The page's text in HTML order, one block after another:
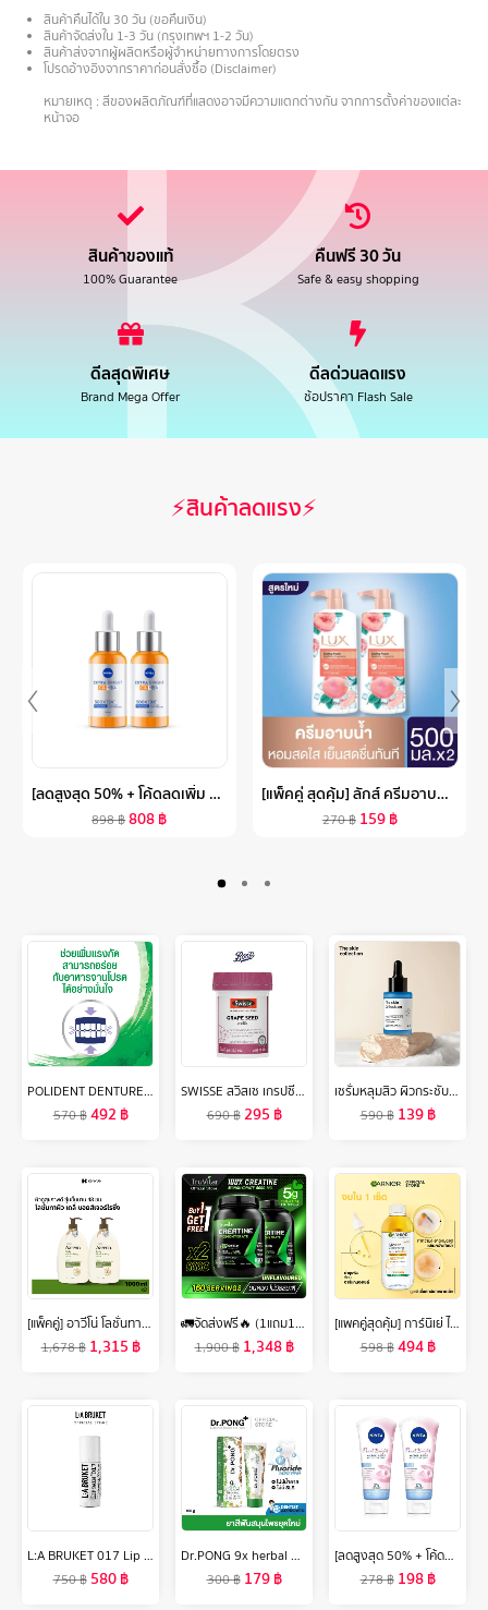
สินค้าคืนได้ใน 30 วัน (ขอคืนเงิน)
สินค้าจัดส่งใน 1-3 วัน (กรุงเทพฯ 1-2 วัน)
สินค้าส่งจากผู้ผลิตหรือผู้จำหน่ายทางการโดยตรง
โปรดอ้างอิงจากราคาก่อนสั่งซื้อ (Disclaimer)
หมายเหตุ : สีของผลิตภัณฑ์ที่แสดงอาจมีความแตกต่างกัน จากการตั้งค่าของแต่ละ
หน้าจอ
สินค้าของแท้
100% Guarantee
คืนฟรี 30 วัน
Safe & easy shopping
ดีลสุดพิเศษ
Brand Mega Offer
ดีลด่วนลดแรง
ช้อปราคา Flash Sale
⚡สินค้าลดแรง⚡
[ลดสูงสุด 50% + โค้ดลดเพิ่ม 20%]นีเวีย เอ็กซ์ตร้า ไบรท์ ซี แอนด์ ไฮยา วิตามิน แอนตี้-สปอตเซรั่ม 30 มล. 2 ชิ้น NIVEA
898฿808฿
[แพ็คคู่ สุดคุ้ม] ลักส์ ครีมอาบน้ำ 450-480 มล. LUX BODY WASH 450-480 ML
270฿ 159฿
POLIDENT DENTURE ADHESIVE CREAM FRESH MINT 60G X 2 โพลิเดนท์ ครีมติดฟันปลอม กลิ่นมิ้นท์ 60 กรัม แพ็ค 2
570฿492฿
SWISSE สวิสเซ เกรปซีด สารสกัดจากเมล็ดองุ่น 60 เม็ด
690฿295 ฿
เซรั่มหลุมสิว ผิวกระชับ รูขุมขนเล็กลง The Skin Collection Serum Copper Tripeptide 3% ขนาด 30 ml
590฿ 139฿
[แพ็คคู่] อาวีโน่ โลชั่นทาผิว อาวีโน่ เดลี่ มอยส์เจอร์ไรซิ่ง 1000 มล. x 2 Aveeno Daily Moisturizing Lotion 1000 ml. x 2
1,678฿ 1,315 ฿
🚛จัดส่งฟรี🔥 (1แถม1)Truvitar Creatine ครีเอทีน ทรูวิต้าร์ ลดการสลายของมวลกล้ามเนื้อ เพิ่มพลังงานสูง เหมาะสำหรับสายสุขภาพ
1,900฿ 1,348฿
[แพคคู่สุดคุ้ม] การ์นิเย่ ไมเซล่า ออยล์-อินฟิวส์ คลีนซิ่ง วอเตอร์ 400มล Garnier Micellar Oil Infused Cleansing Water 400ml x2 ล้างเครื่องสำอาง
598฿494฿
L:A BRUKET 017 Lip Balm Almond/Coconut 14g ผลิตภัณฑ์บำรุงริมฝีปาก อัลมอนด์/โคโค่นัท
750฿ 580฿
Dr.PONG 9x herbal plus fluoride toothpaste ยาสีฟันสมุนไพรยุคใหม่ผสมฟลูออไรด์ป้องกันฟันผุ เพื่อสุขภาพเหงือก ระงับกลิ่นปาก ฟันแข็งแรง
300฿ 179฿
[ลดสูงสุด 50% + โค้ดลดเพิ่ม 20%]นีเวีย โฟมล้างหน้า เพิร์ลไบรท์ ฟิลเลอร์ 100 กรัม 2 ชิ้น NIVEA
278฿ 198฿